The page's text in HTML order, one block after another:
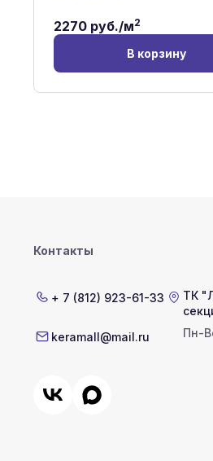
2270 руб./м2
В корзину
Контакты
+ 7 (812) 923-61-33
keramall@mail.ru
ТК
Пн-